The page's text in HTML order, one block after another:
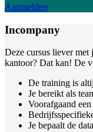
Aanmelden
Incompany
Deze cursus liever
kantoor? Dat kan! De
De training is
Je bereikt als
Voorafgaand
Je bepaalt de